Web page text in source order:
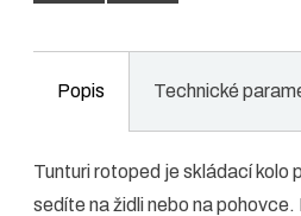
Popis Technické
Tunturi rotoped je skládací kolo
sedíte na židli nebo na